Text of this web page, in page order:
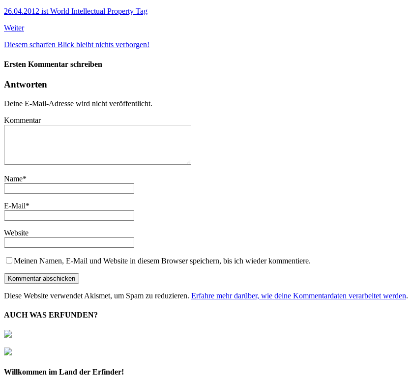
26.04.2012 ist World Intellectual Property Tag
Weiter
Diesem scharfen Blick bleibt nichts verborgen!
Ersten Kommentar schreiben
Antworten
Deine E-Mail-Adresse wird nicht veröffentlicht.
Kommentar
Name*
E-Mail*
Website
Meinen Namen, E-Mail und Website in diesem Browser speichern, bis ich wieder kommentiere.
Diese Website verwendet Akismet, um Spam zu reduzieren. Erfahre mehr darüber, wie deine Kommentardaten verarbeitet werden.
AUCH WAS ERFUNDEN?
Willkommen im Land der Erfinder!